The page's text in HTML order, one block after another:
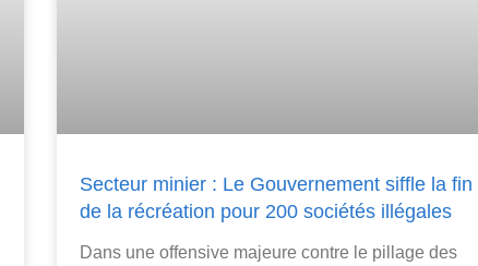
Secteur minier : Le Gouvernement siffle la fin
de la récréation pour 200 sociétés illégales
Dans une offensive majeure contre le pillage des